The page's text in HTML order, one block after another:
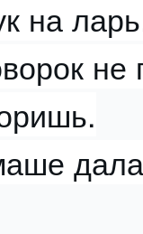
на
дала